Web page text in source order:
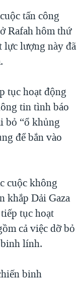
tấn công
Rafah hôm thứ
lượng này đã
tục hoạt động
tin tình báo
bỏ “ổ khủng
để bắn vào
cuộc không
khắp Dải Gaza
tục hoạt
cả việc dỡ bỏ
lính.
binh